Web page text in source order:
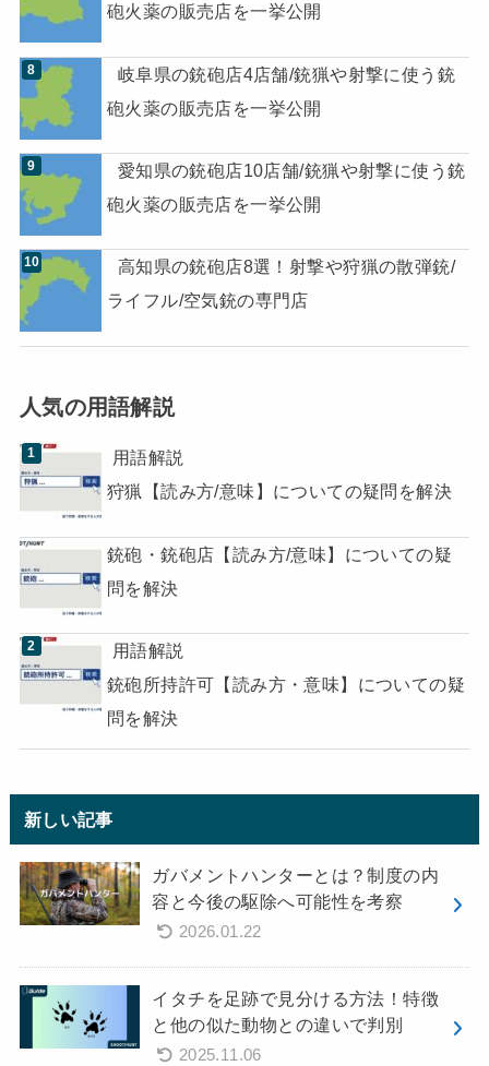
砲火薬の販売店を一挙公開
岐阜県の銃砲店4店舗/銃猟や射撃に使う銃
砲火薬の販売店を一挙公開
愛知県の銃砲店10店舗/銃猟や射撃に使う銃
砲火薬の販売店を一挙公開
高知県の銃砲店8選！射撃や狩猟の散弾銃/
ライフル/空気銃の専門店
人気の用語解説
用語解説
狩猟【読み方/意味】についての疑問を解決
銃砲・銃砲店【読み方/意味】についての疑
問を解決
用語解説
銃砲所持許可【読み方・意味】についての疑
問を解決
新しい記事
ガバメントハンターとは？制度の内
容と今後の駆除へ可能性を考察
2026.01.22
イタチを足跡で見分ける方法！特徴
と他の似た動物との違いで判別
2025.11.06